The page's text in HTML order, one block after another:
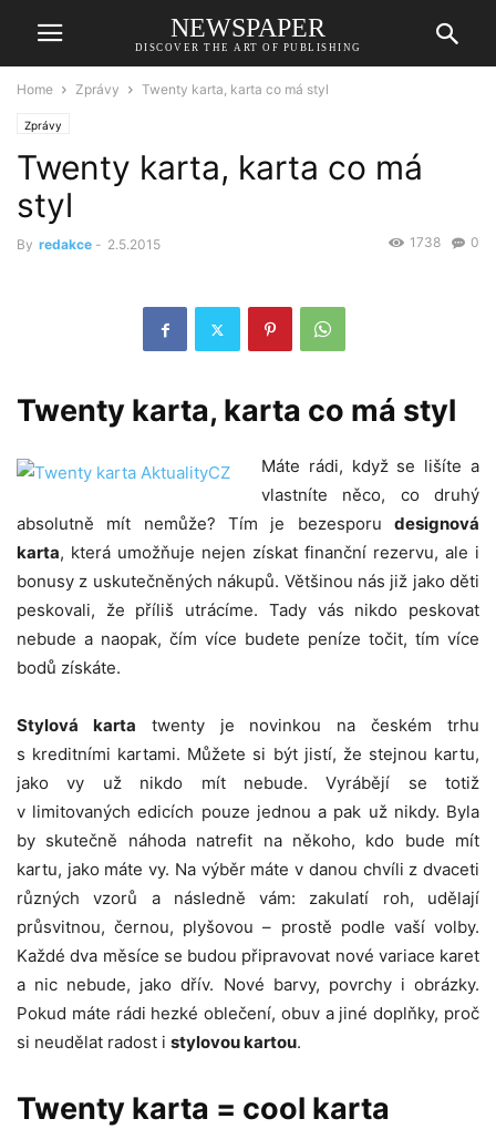
NEWSPAPER
DISCOVER THE ART OF PUBLISHING
Home Zprávy Twenty karta, karta co má styl
Zprávy
Twenty karta, karta co má
styl
By redakce - 2.5.2015 0
1738
Twenty karta, karta co má styl
Máte rádi, když se lišíte a
vlastníte něco, co druhý
absolutně mít nemůže? Tím je bezesporu designová
karta, která umožňuje nejen získat finanční rezervu, ale i
bonusy z uskutečněných nákupů. Většinou nás již jako děti
peskovali, že příliš utrácíme. Tady vás nikdo peskovat
nebude a naopak, čím více budete peníze točit, tím více
bodů získáte.
Stylová karta twenty je novinkou na českém trhu
s kreditními kartami. Můžete si být jistí, že stejnou kartu,
jako vy už nikdo mít nebude. Vyrábějí se totiž
v limitovaných edicích pouze jednou a pak už nikdy. Byla
by skutečně náhoda natrefit na někoho, kdo bude mít
kartu, jako máte vy. Na výběr máte v danou chvíli z dvaceti
různých vzorů a následně vám: zakulatí roh, udělají
průsvitnou, černou, plyšovou – prostě podle vaší volby.
Každé dva měsíce se budou připravovat nové variace karet
a nic nebude, jako dřív. Nové barvy, povrchy i obrázky.
Pokud máte rádi hezké oblečení, obuv a jiné doplňky, proč
si neudělat radost i stylovou kartou.
Twenty karta = cool karta